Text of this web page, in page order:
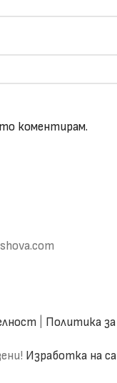
коментирам.
| Политика
Изработка на